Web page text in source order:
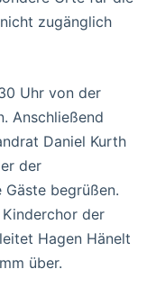
zugänglich
Uhr von der
Anschließend
Daniel Kurth
der
begrüßen.
der
Hagen Hänelt
über.